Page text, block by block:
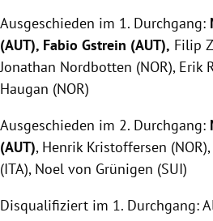
Ausgeschieden im 1. Durchgang:
(AUT), Fabio Gstrein (AUT), Filip
Jonathan Nordbotten (NOR), Erik
Haugan (NOR)
Ausgeschieden im 2. Durchgang:
(AUT), Henrik Kristoffersen
(ITA), Noel von Grünigen (SUI)
Disqualifiziert im 1. Durchgang: